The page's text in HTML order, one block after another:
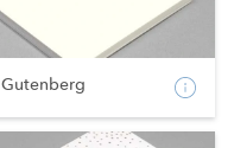
Gutenberg